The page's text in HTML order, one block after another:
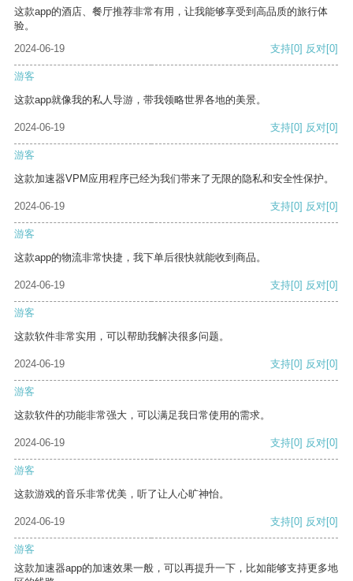
这款app的酒店、餐厅推荐非常有用，让我能够享受到高品质的旅行体
验。
2024-06-19
支持[0] 反对[0]
游客
这款app就像我的私人导游，带我领略世界各地的美景。
2024-06-19 支持[0] 反对[0]
游客
这款加速器VPM应用程序已经为我们带来了无限的隐私和安全性保护。
2024-06-19 支持[0] 反对[0]
游客
这款app的物流非常快捷，我下单后很快就能收到商品。
2024-06-19 支持[0] 反对[0]
游客
这款软件非常实用，可以帮助我解决很多问题。
2024-06-19 支持[0] 反对[0]
游客
这款软件的功能非常强大，可以满足我日常使用的需求。
2024-06-19 支持[0] 反对[0]
游客
这款游戏的音乐非常优美，听了让人心旷神怡。
2024-06-19 支持[0] 反对[0]
游客
这款加速器app的加速效果一般，可以再提升一下，比如能够支持更多地